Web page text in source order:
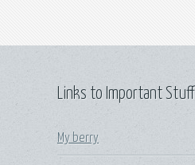
Links to Important Stuff
My berry